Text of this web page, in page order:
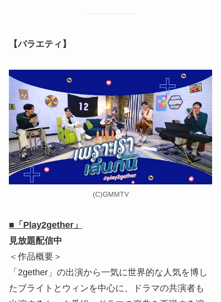
【バラエティ】
(C)GMMTV
■「Play2gether」
見放題配信中
＜作品概要＞
「2gether」の出演から一気に世界的な人気を博し
たブライトとウィンを中心に、ドラマの共演者も